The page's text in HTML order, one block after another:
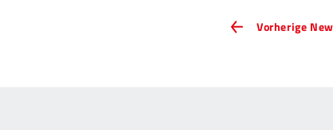
ARTIKEL-
Vorherige